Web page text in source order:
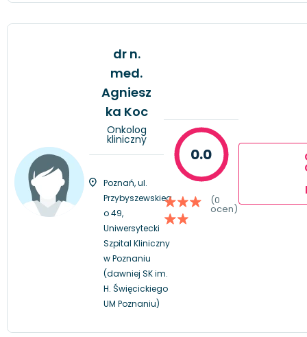
dr n.
med.
Agniesz
ka Koc
Onkolog
kliniczny
Poznań, ul.
Przybyszewskieg
o 49,
Uniwersytecki
Szpital Kliniczny
w Poznaniu
(dawniej SK im.
H. Święcickiego
UM Poznaniu)
0.0
(0
ocen)